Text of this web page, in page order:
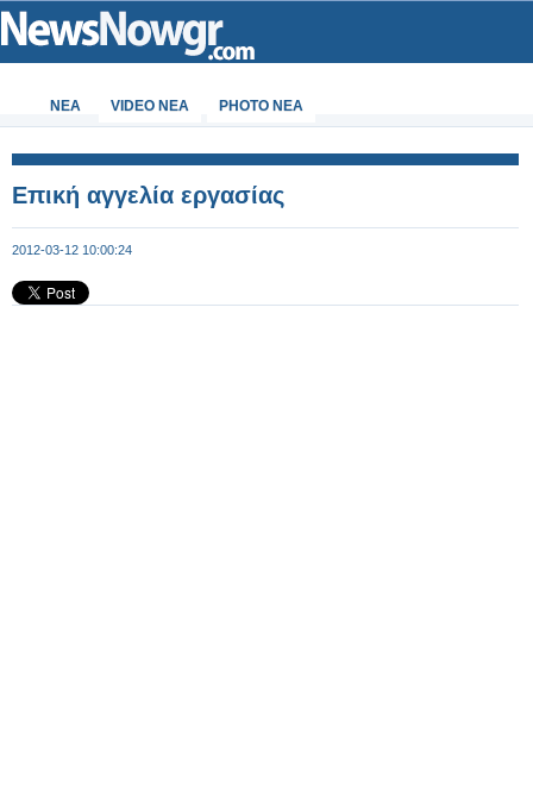
ΝΕΑ VIDEO NEA PHOTO NEA
Επική αγγελία εργασίας
2012-03-12 10:00:24